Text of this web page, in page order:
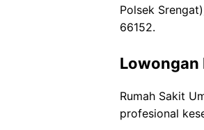
Polsek
66152.
Lowongan
Rumah Sakit
profesional